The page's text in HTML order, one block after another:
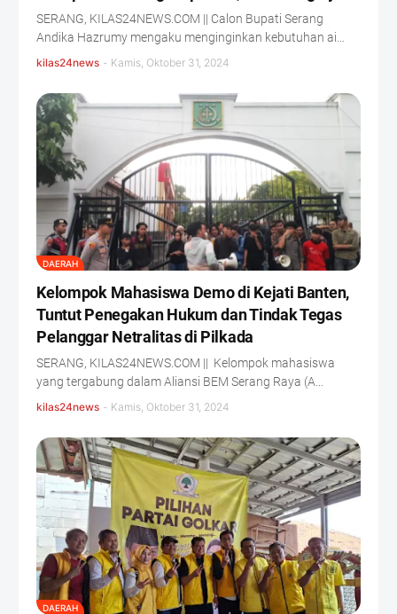
SERANG, KILAS24NEWS.COM || Calon Bupati Serang
Andika Hazrumy mengaku menginginkan kebutuhan ai…
kilas24news - Kamis, Oktober 31, 2024
DAERAH
Kelompok Mahasiswa Demo di Kejati Banten,
Tuntut Penegakan Hukum dan Tindak Tegas
Pelanggar Netralitas di Pilkada
SERANG, KILAS24NEWS.COM || Kelompok mahasiswa
yang tergabung dalam Aliansi BEM Serang Raya (A…
kilas24news - Kamis, Oktober 31, 2024
DAERAH